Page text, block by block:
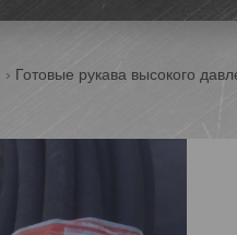
Готовые рукава высокого